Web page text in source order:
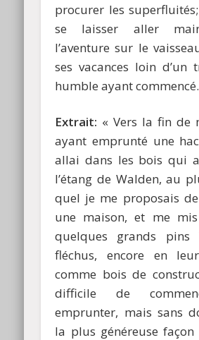
procurer les superfluités;
se laisser aller
l’aventure sur le
ses vacances loin d’un
humble ayant
Extrait: « Vers la fin de
ayant emprunté une
allai dans les bois qui
l’étang de Walden, au
quel je me proposais
une maison, et me
quelques grands pins
fléchus, encore en
comme bois de
difficile de
emprunter, mais sans
la plus généreuse